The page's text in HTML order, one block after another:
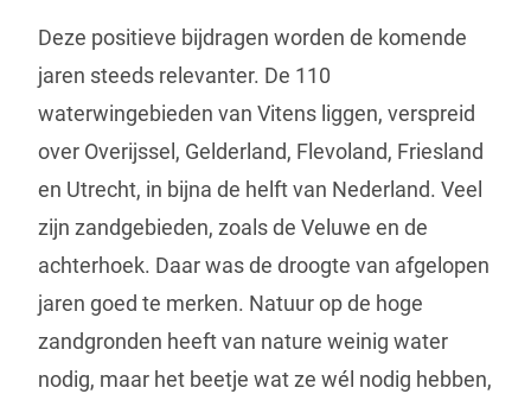
Deze positieve bijdragen worden de komende
jaren steeds relevanter. De 110
waterwingebieden van Vitens liggen, verspreid
over Overijssel, Gelderland, Flevoland, Friesland
en Utrecht, in bijna de helft van Nederland. Veel
zijn zandgebieden, zoals de Veluwe en de
achterhoek. Daar was de droogte van afgelopen
jaren goed te merken. Natuur op de hoge
zandgronden heeft van nature weinig water
nodig, maar het beetje wat ze wél nodig hebben,